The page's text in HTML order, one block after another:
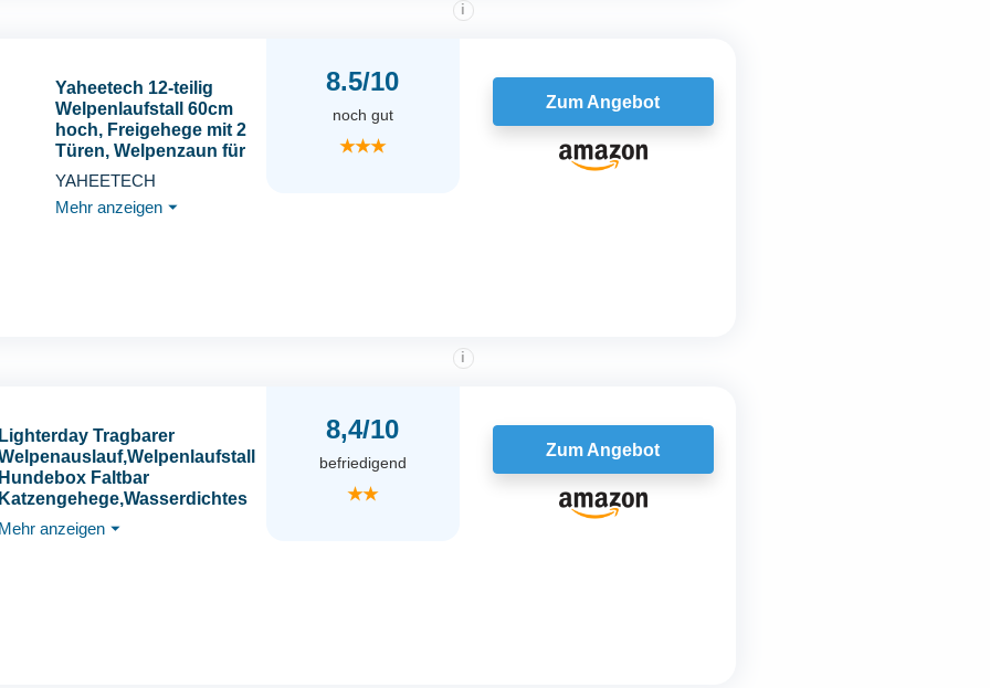
Yaheetech 12-teilig
Welpenlaufstall 60cm
hoch, Freigehege mit 2
Türen, Welpenzaun für
Camping & Garten,
Automatische
Verriegelung,
YAHEETECH
Mehr anzeigen ⏷
8.5/10
i
noch gut
★★★
Zum Angebot
Tragbarer
Faltbar
Tuch Laufstall
Hundekäfig
anzeigen ⏷
8,4/10
i
befriedigend
★★
Zum Angebot